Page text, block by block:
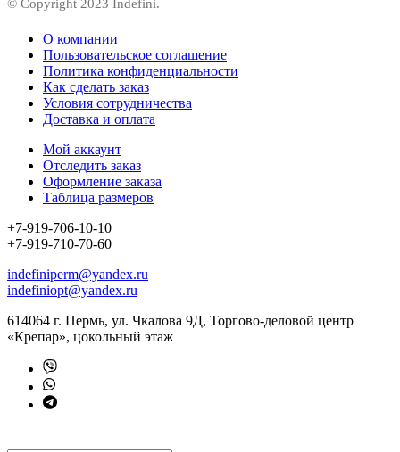
© Copyright 2023 Indefini.
О компании
Пользовательское соглашение
Политика конфиденциальности
Как сделать заказ
Условия сотрудничества
Доставка и оплата
Мой аккаунт
Отследить заказ
Оформление заказа
Таблица размеров
+7-919-706-10-10
+7-919-710-70-60
indefiniperm@yandex.ru
indefiniopt@yandex.ru
614064 г. Пермь, ул. Чкалова 9Д, Торгово-деловой центр
«Крепар», цокольный этаж